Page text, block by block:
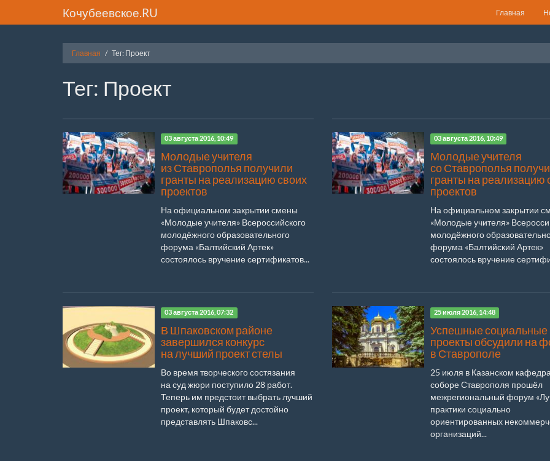
Кочубеевское.RU Главная
Главная Тег: Проект
Тег: Проект
03 августа 2016, 10:49
Молодые учителя
из Ставрополья получили
гранты на реализацию своих
проектов
На официальном закрытии смены
«Молодые учителя» Всероссийского
молодёжного образовательного
форума «Балтийский Артек»
состоялось вручение сертификатов...
03 августа 2016, 10:49
Молодые учителя
со Ставрополья
гранты на реализацию
проектов
На официальном закрытии
«Молодые учителя»
молодёжного
форума «Балтийский Артек»
состоялось вручение
03 августа 2016, 07:32
В Шпаковском районе
завершился конкурс
на лучший проект стелы
Во время творческого состязания
на суд жюри поступило 28 работ.
Теперь им предстоит выбрать лучший
проект, который будет достойно
представлять Шпаковс...
25 июля 2016, 14:48
Успешные социальные
проекты обсудили на
в Ставрополе
25 июля в Казанском
соборе Ставрополя прошёл
межрегиональный форум
практики социально
ориентированных
организаций...